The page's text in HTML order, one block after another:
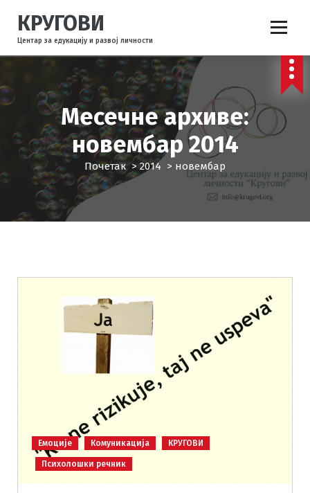
ч
н
а
ж
КРУГОВИ
Центар за едукацију и развој личности
Месечне архиве:
новембар 2014
Почетак>2014 > новембар
Емоције Комуникација КРУГОВИ
Психолошки речник